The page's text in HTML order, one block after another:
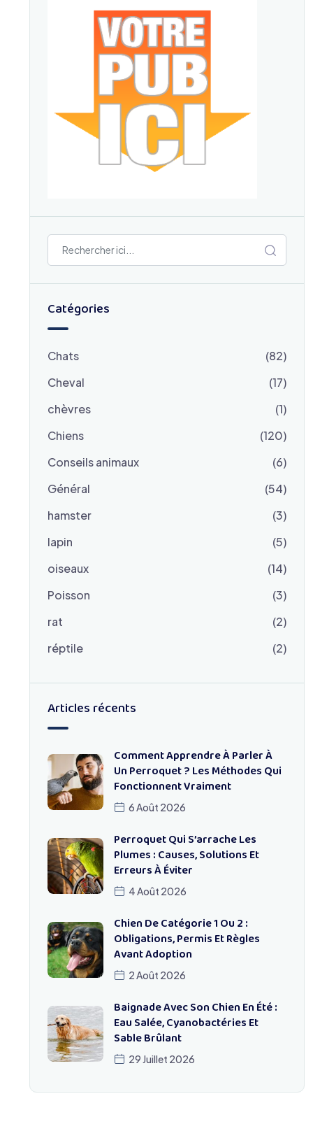
Catégories
Chats
(82)
Cheval
(17)
chèvres
(1)
Chiens
(120)
Conseils animaux
(6)
Général
(54)
hamster
(3)
lapin
(5)
oiseaux
(14)
Poisson
(3)
rat
(2)
réptile
(2)
Articles récents
Comment Apprendre À Parler À
Un Perroquet ? Les Méthodes Qui
Fonctionnent Vraiment
6 Août 2026
Perroquet Qui S’arrache Les
Plumes : Causes, Solutions Et
Erreurs À Éviter
4 Août 2026
Chien De Catégorie 1 Ou 2 :
Obligations, Permis Et Règles
Avant Adoption
2 Août 2026
Baignade Avec Son Chien En Été :
Eau Salée, Cyanobactéries Et
Sable Brûlant
29 Juillet 2026